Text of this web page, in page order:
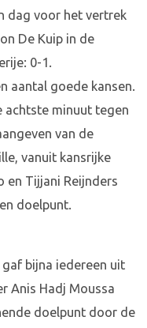
dag voor het vertrek
De Kuip in de
0-1.
aantal goede kansen.
achtste minuut tegen
van de
vanuit kansrijke
en Tijjani Reijnders
doelpunt.
bijna iedereen uit
Anis Hadj Moussa
doelpunt door de